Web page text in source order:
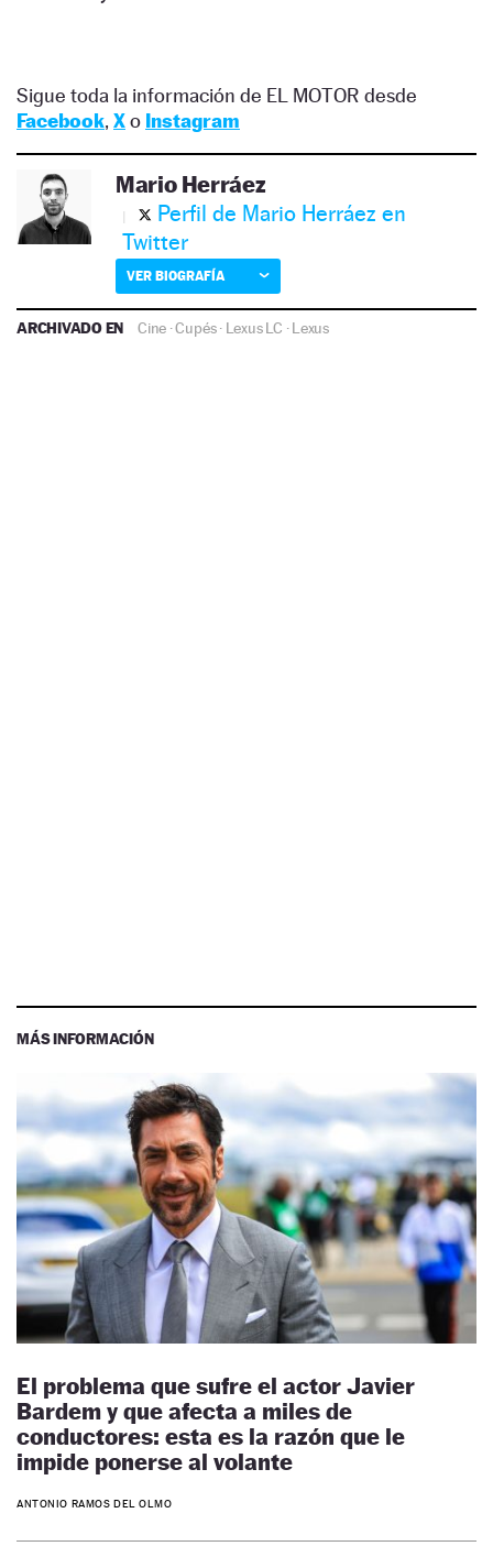
Sigue toda la información de EL MOTOR desde
Facebook, Xo Instagram
Mario Herráez
Perfil de Mario Herráez en
Twitter
VER BIOGRAFÍA
ARCHIVADO EN Cine ·Cupés· Lexus LC ·Lexus
MÁS INFORMACIÓN
El problema que sufre el actor Javier
Bardem y que afecta a miles de
conductores: esta es la razón que le
impide ponerse al volante
ANTONIO RAMOS DEL OLMO